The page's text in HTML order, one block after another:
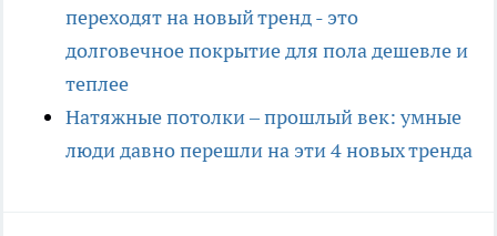
переходят на новый тренд - это
долговечное покрытие для пола дешевле и
теплее
Натяжные потолки – прошлый век: умные
люди давно перешли на эти 4 новых тренда